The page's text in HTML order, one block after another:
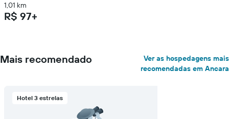
1,01 km
R$ 97+
Mais recomendado
Ver as hospedagens mais
recomendadas em Ancara
Hotel 3 estrelas